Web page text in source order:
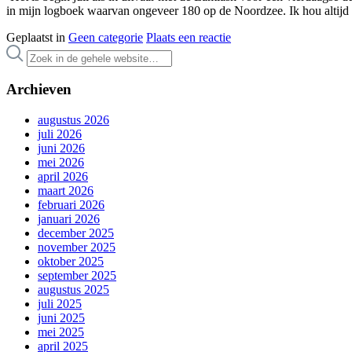
in mijn logboek waarvan ongeveer 180 op de Noordzee. Ik hou
Geplaatst in Geen categorie Plaats een reactie
Archieven
augustus 2026
juli 2026
juni 2026
mei 2026
april 2026
maart 2026
februari 2026
januari 2026
december 2025
november 2025
oktober 2025
september 2025
augustus 2025
juli 2025
juni 2025
mei 2025
april 2025